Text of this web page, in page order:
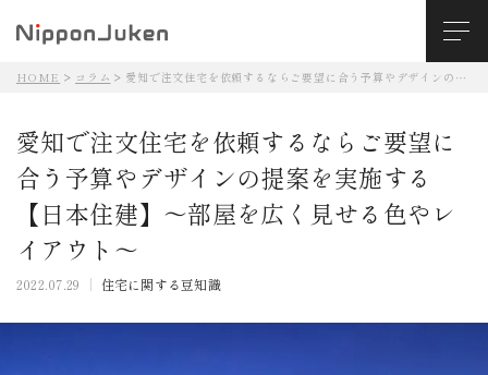
HOME コラム 愛知で注文住宅を依頼するならご要望に合う予算やデザインの提案を実施する【日本住建】～部屋を広く見せる色やレイアウト～
愛知で注文住宅を依頼するならご要望に
合う予算やデザインの提案を実施する
【日本住建】～部屋を広く見せる色やレ
イアウト～
2022.07.29 住宅に関する豆知識